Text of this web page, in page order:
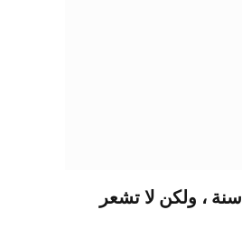
Apple على وشك تحديث أرخص iPad بعد 2.5 سنة ، ولكن لا تشعر